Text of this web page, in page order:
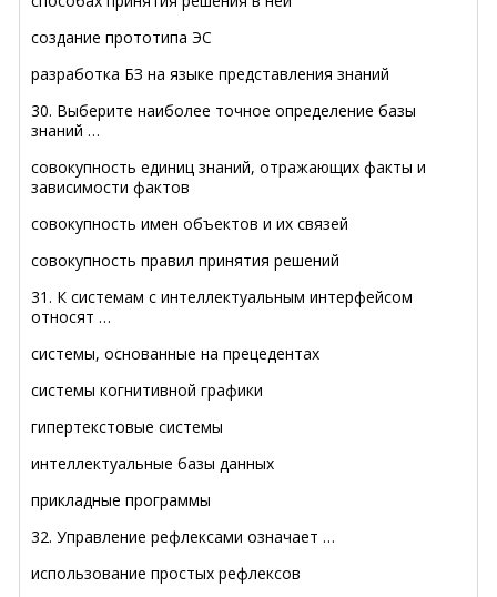
создание прототипа ЭС
разработка БЗ на языке представления знаний
30. Выберите наиболее точное определение базы
знаний …
совокупность единиц знаний, отражающих факты и
зависимости фактов
совокупность имен объектов и их связей
совокупность правил принятия решений
31. К системам с интеллектуальным интерфейсом
относят …
системы, основанные на прецедентах
системы когнитивной графики
гипертекстовые системы
интеллектуальные базы данных
прикладные программы
32. Управление рефлексами означает …
использование простых рефлексов